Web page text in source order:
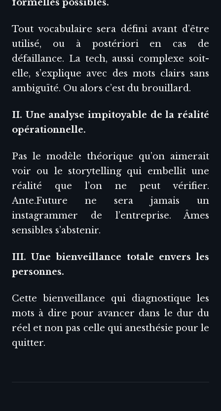
formelles possibles.
Tout vocabulaire sera défini avant d’être
utilisé, ou à postériori en cas de
défaillance. La tech, aussi complexe soit-
elle, s’explique avec des mots clairs sans
ambiguïté. Ou alors c’est du brouillard.
II. Une analyse impitoyable de la réalité
opérationnelle.
Pas le modèle théorique qu’on aimerait
voir ou le storytelling qui embellit une
réalité que l’on ne peut vérifier.
Ante.Future ne sera jamais un
instagrammer de l’entreprise. Âmes
sensibles s’abstenir.
III. Une bienveillance totale envers les
personnes.
Cette bienveillance qui diagnostique les
mots à dire pour avancer dans le dur du
réel et non pas celle qui anesthésie pour le
quitter.